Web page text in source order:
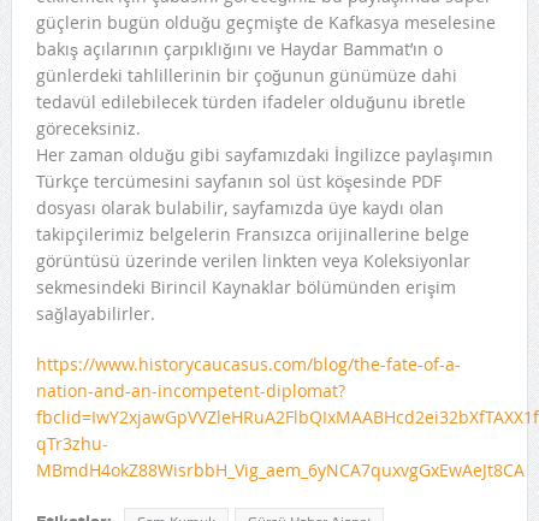
güçlerin bugün olduğu geçmişte de Kafkasya meselesine
bakış açılarının çarpıklığını ve Haydar Bammat’ın o
günlerdeki tahlillerinin bir çoğunun günümüze dahi
tedavül edilebilecek türden ifadeler olduğunu ibretle
göreceksiniz.
Her zaman olduğu gibi sayfamızdaki İngilizce paylaşımın
Türkçe tercümesini sayfanın sol üst köşesinde PDF
dosyası olarak bulabilir, sayfamızda üye kaydı olan
takipçilerimiz belgelerin Fransızca orijinallerine belge
görüntüsü üzerinde verilen linkten veya Koleksiyonlar
sekmesindeki Birincil Kaynaklar bölümünden erişim
sağlayabilirler.
https://www.historycaucasus.com/blog/the-fate-of-a-
nation-and-an-incompetent-diplomat?
qTr3zhu-
MBmdH4okZ88WisrbbH_Vig_aem_6yNCA7quxvgGxEwAeJt8CA